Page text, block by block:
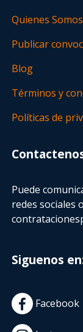
Quienes Somos
Publicar
Blog
Términos y
Políticas de
Puede
redes sociales
Siguenos
Facebook